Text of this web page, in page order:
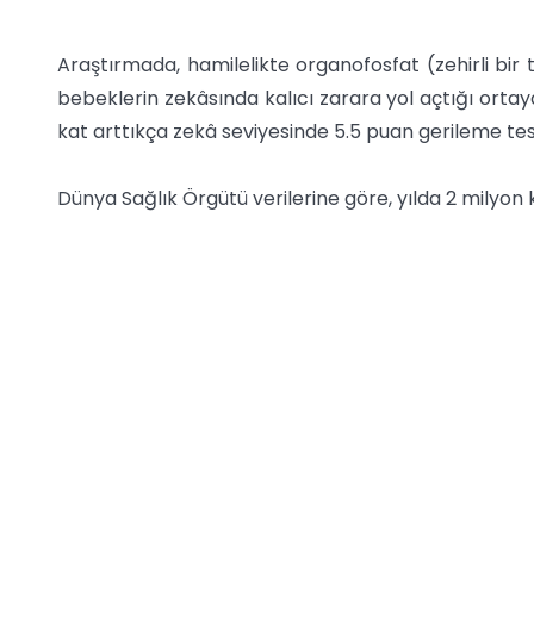
Araştırmada, hamilelikte organofosfat (zehirli bir
bebeklerin zekâsında kalıcı zarara yol açtığı
kat arttıkça zekâ seviyesinde 5.5 puan gerileme
Dünya Sağlık Örgütü verilerine göre, yılda 2